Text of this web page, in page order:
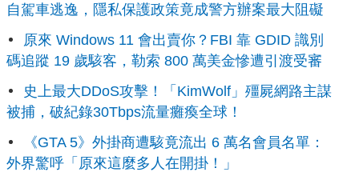
自駕車逃逸，隱私保護政策竟成警方辦案最大阻礙
原來 Windows 11 會出賣你？FBI 靠 GDID 識別
碼追蹤 19 歲駭客，勒索 800 萬美金慘遭引渡受審
史上最大DDoS攻擊！「KimWolf」殭屍網路主謀
被捕，破紀錄30Tbps流量癱瘓全球！
《GTA 5》外掛商遭駭竟流出 6 萬名會員名單：
外界驚呼「原來這麼多人在開掛！」